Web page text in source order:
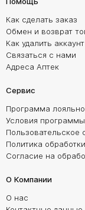
Как сделать заказ
Обмен и возврат
Как удалить
Связаться с нами
Адреса Аптек
Сервис
Программа
Условия
Пользовательское
Политика
Согласие на
О Компании
О нас